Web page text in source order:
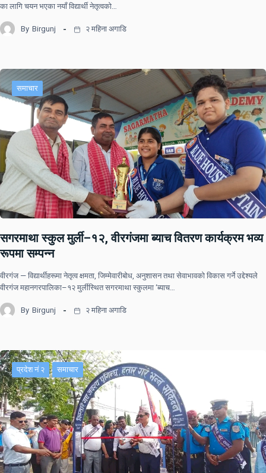
का लागि चयन भएका नयाँ विद्यार्थी नेतृत्वको…
By Birgunj २ महिना अगाडि
समाचार
सगरमाथा स्कुल मुर्ली–१२, वीरगंजमा ब्याच वितरण कार्यक्रम भव्य
रूपमा सम्पन्न
वीरगंज — विद्यार्थीहरूमा नेतृत्व क्षमता, जिम्मेवारीबोध, अनुशासन तथा सेवाभावको विकास गर्ने उद्देश्यले
वीरगंज महानगरपालिका–१२ मुर्लीस्थित सगरमाथा स्कुलमा ‘ब्याच…
By Birgunj २ महिना अगाडि
प्रदेश नं २ समाचार